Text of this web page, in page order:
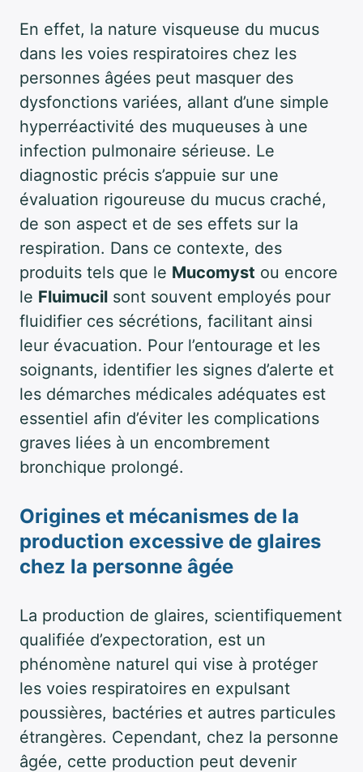
En effet, la nature visqueuse du mucus
dans les voies respiratoires chez les
personnes âgées peut masquer des
dysfonctions variées, allant d’une simple
hyperréactivité des muqueuses à une
infection pulmonaire sérieuse. Le
diagnostic précis s’appuie sur une
évaluation rigoureuse du mucus craché,
de son aspect et de ses effets sur la
respiration. Dans ce contexte, des
produits tels que le Mucomyst ou encore
le Fluimucil sont souvent employés pour
fluidifier ces sécrétions, facilitant ainsi
leur évacuation. Pour l’entourage et les
soignants, identifier les signes d’alerte et
les démarches médicales adéquates est
essentiel afin d’éviter les complications
graves liées à un encombrement
bronchique prolongé.
Origines et mécanismes de la
production excessive de glaires
chez la personne âgée
La production de glaires, scientifiquement
qualifiée d’expectoration, est un
phénomène naturel qui vise à protéger
les voies respiratoires en expulsant
poussières, bactéries et autres particules
étrangères. Cependant, chez la personne
âgée, cette production peut devenir